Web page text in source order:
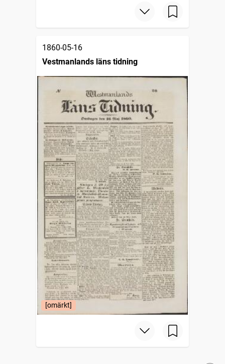
1860-05-16
Vestmanlands läns tidning
[omärkt]